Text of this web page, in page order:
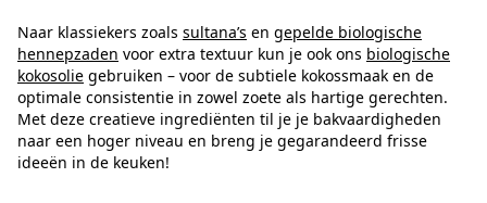
Naar klassiekers zoals sultana’s en gepelde biologische
hennepzaden voor extra textuur kun je ook ons biologische
kokosolie gebruiken – voor de subtiele kokossmaak en de
optimale consistentie in zowel zoete als hartige gerechten.
Met deze creatieve ingrediënten til je je bakvaardigheden
naar een hoger niveau en breng je gegarandeerd frisse
ideeën in de keuken!